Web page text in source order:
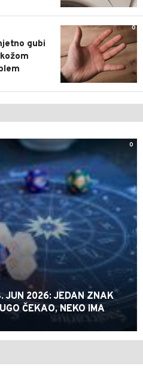
0
gubi
0
JUN 2026: JEDAN ZNAK
ČEKAO, NEKO IMA